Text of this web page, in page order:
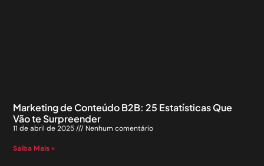
Marketing de Conteúdo B2B: 25 Estatísticas Que
Vão te Surpreender
11 de abril de 2025 Nenhum comentário
Saiba Mais »